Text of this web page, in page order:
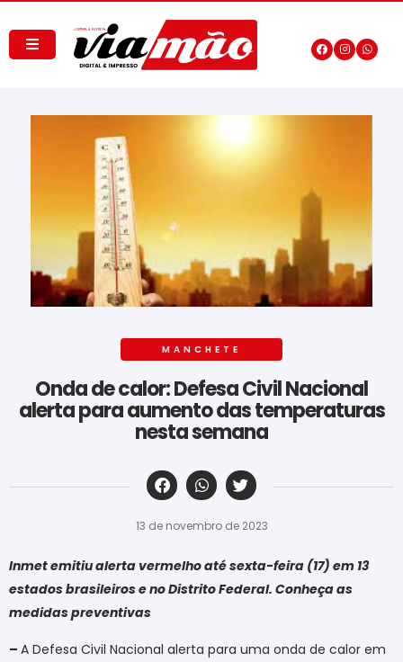
MANCHETE
Onda de calor: Defesa Civil Nacional
alerta para aumento das temperaturas
nesta semana
‎ ‎ ‎ ‎ ‎ ‎ ‎ ‎ ‎ ‎ ‎ ‎ ‎ ‎ ‎ ‎ ‎ ‎ ‎ ‎ ‎ ‎ ‎ ‎ ‎ ‎ ‎ ‎ ‎ ‎ ‎
13 de novembro de 2023
Inmet emitiu alerta vermelho até sexta-feira (17) em 13
estados brasileiros e no Distrito Federal. Conheça as
medidas preventivas
– A Defesa Civil Nacional alerta para uma onda de calor em